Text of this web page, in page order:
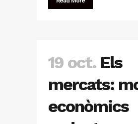
19 oct. Els
mercats:
econòmics